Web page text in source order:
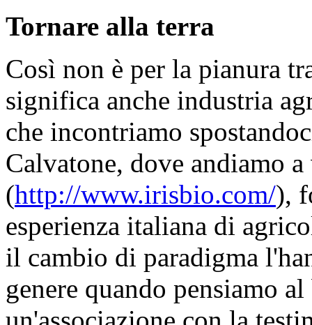
Tornare alla terra
Così non è per la pianura
significa anche industria
che incontriamo
Calvatone, dove andiamo
(http://www.irisbio.com/),
esperienza italiana di
il cambio di paradigma
genere quando pensiamo